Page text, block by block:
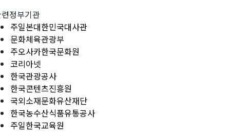
정부기관
주일본대한민국대사관
문화체육관광부
주오사카한국문화원
코리아넷
한국관광공사
한국콘텐츠진흥원
국외소재문화유산재단
한국농수산식품유통공사
주일한국교육원